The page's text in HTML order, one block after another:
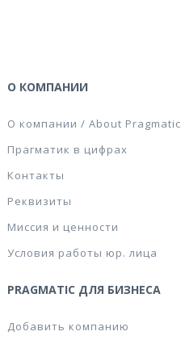
О КОМПАНИИ
О компании / About Pragmatic
Прагматик в цифрах
Контакты
Реквизиты
Миссия и ценности
Условия работы юр. лица
PRAGMATIC ДЛЯ БИЗНЕСА
Добавить компанию